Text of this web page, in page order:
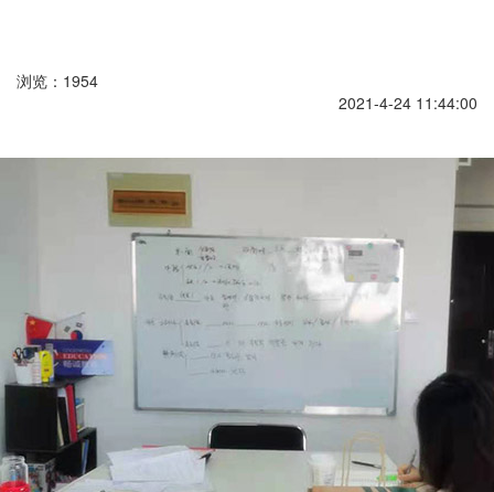
浏览：1954
2021-4-24 11:44:00